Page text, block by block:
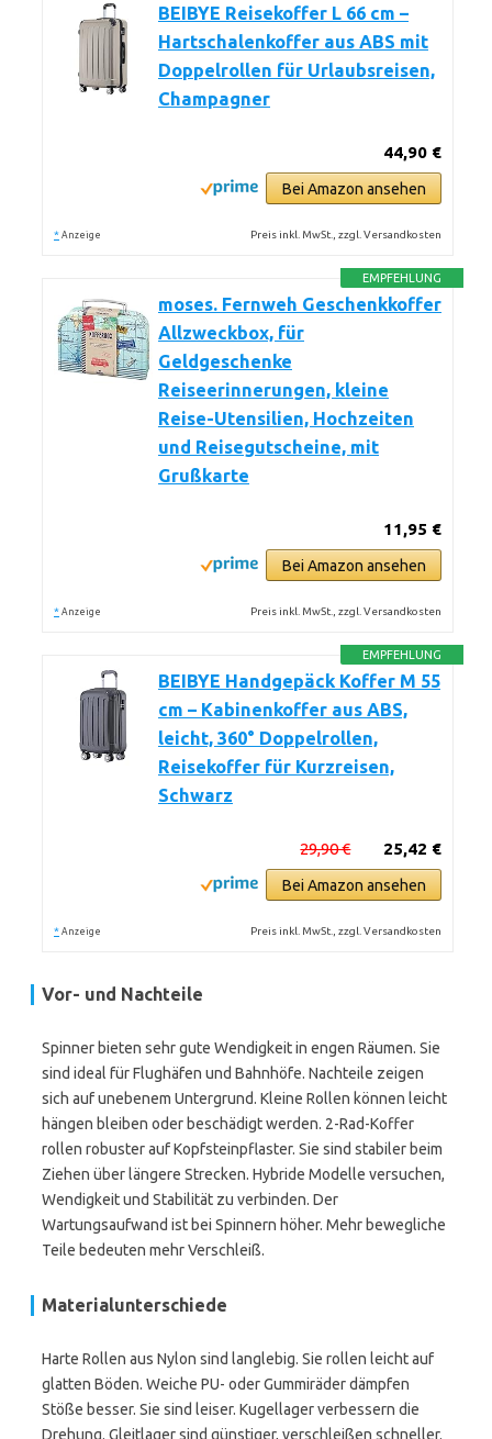
BEIBYE Reisekoffer L 66 cm –
Hartschalenkoffer aus ABS mit
Doppelrollen für Urlaubsreisen,
Champagner
44,90 €
Bei Amazon ansehen
* Anzeige Preis inkl. MwSt., zzgl. Versandkosten
EMPFEHLUNG
moses. Fernweh Geschenkkoffer
Allzweckbox, für
Geldgeschenke
Reiseerinnerungen, kleine
Reise-Utensilien, Hochzeiten
und Reisegutscheine, mit
Grußkarte
11,95 €
Bei Amazon ansehen
* Anzeige Preis inkl. MwSt., zzgl. Versandkosten
EMPFEHLUNG
BEIBYE Handgepäck Koffer M 55
cm – Kabinenkoffer aus ABS,
leicht, 360° Doppelrollen,
Reisekoffer für Kurzreisen,
Schwarz
25,42 €
29,90 €
Bei Amazon ansehen
* Anzeige Preis inkl. MwSt., zzgl. Versandkosten
Vor- und Nachteile
Spinner bieten sehr gute Wendigkeit in engen Räumen. Sie
sind ideal für Flughäfen und Bahnhöfe. Nachteile zeigen
sich auf unebenem Untergrund. Kleine Rollen können leicht
hängen bleiben oder beschädigt werden. 2-Rad-Koffer
rollen robuster auf Kopfsteinpflaster. Sie sind stabiler beim
Ziehen über längere Strecken. Hybride Modelle versuchen,
Wendigkeit und Stabilität zu verbinden. Der
Wartungsaufwand ist bei Spinnern höher. Mehr bewegliche
Teile bedeuten mehr Verschleiß.
Materialunterschiede
Harte Rollen aus Nylon sind langlebig. Sie rollen leicht auf
glatten Böden. Weiche PU- oder Gummiräder dämpfen
Stöße besser. Sie sind leiser. Kugellager verbessern die
Drehung. Gleitlager sind günstiger, verschleißen schneller.